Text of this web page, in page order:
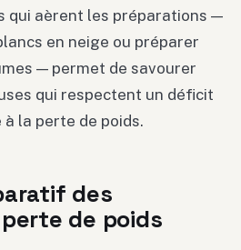
qui aèrent les préparations —
en neige ou préparer
— permet de savourer
qui respectent un déficit
la perte de poids.
des
de poids